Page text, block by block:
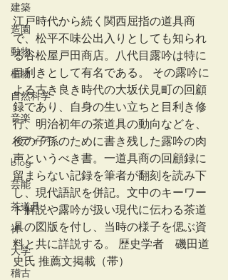
建築
造園
動物
植物
自然科学
音楽
メディア
blog
芸能
茶道具
禅
大学
稽古
江戸時代から続く関西屈指の道具商
で、松平不味公出入りとしても知られ
る谷松屋戸田商店。八代目露吟は特に
目利きとして有名である。 その露吟に
よる古き良き時代の大坂伏見町の回顧
録であり、自身の生い立ちと目利き修
行、明治初年の茶道具の動向などを、
後の子孫のために書き残した露吟の肉
声というべき書。一道具商の回顧録に
留まらない記録を筆者が翻刻を読み下
し、現代語訳を併記。文中のキーワー
ド解説や露吟が扱い現代に伝わる茶道
具の図版を付し、当時の様子を偲ぶ資
料と共に詳説する。 歴史学者　磯田道
史氏 推薦文掲載（帯）